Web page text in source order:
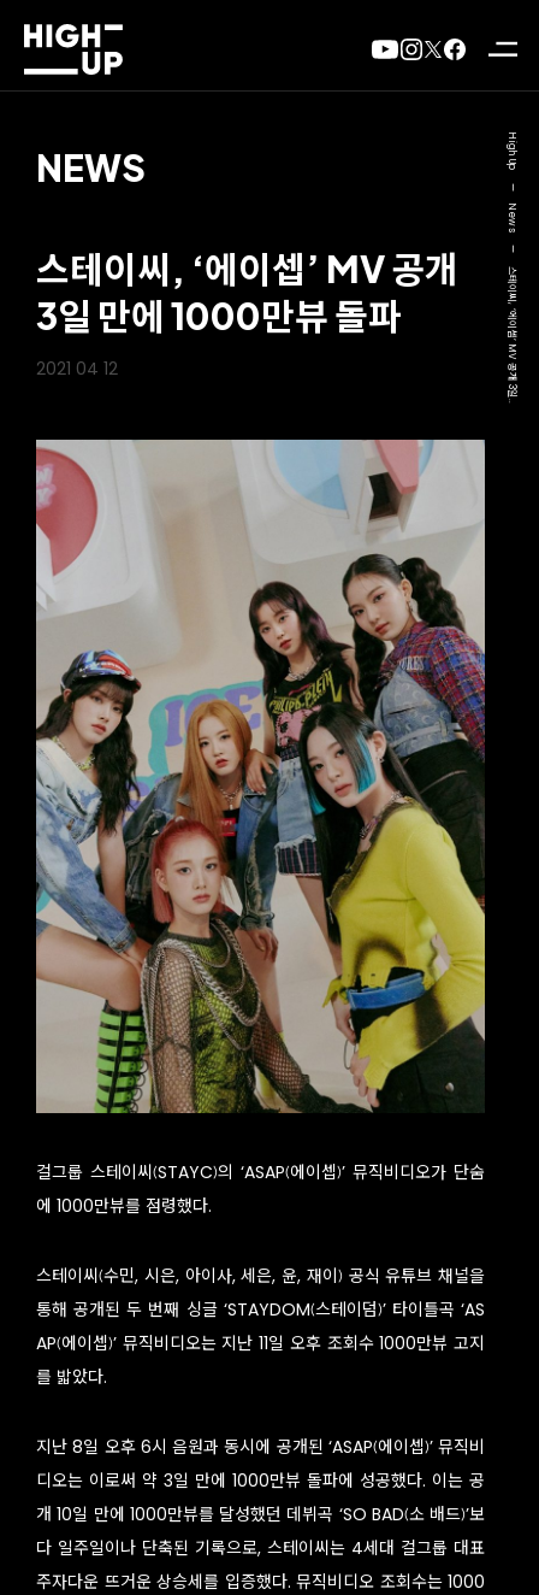
NEWS
스테이씨, ‘에이셉’ MV 공개
3일 만에 1000만뷰 돌파
2021 04 12
걸그룹 스테이씨(STAYC)의 ‘ASAP(에이셉)’ 뮤직비디오가 단숨
에 1000만뷰를 점령했다.
스테이씨(수민, 시은, 아이사, 세은, 윤, 재이) 공식 유튜브 채널을
통해 공개된 두 번째 싱글 ‘STAYDOM(스테이덤)’ 타이틀곡 ‘AS
AP(에이셉)’ 뮤직비디오는 지난 11일 오후 조회수 1000만뷰 고지
를 밟았다.
지난 8일 오후 6시 음원과 동시에 공개된 ‘ASAP(에이셉)’ 뮤직비
디오는 이로써 약 3일 만에 1000만뷰 돌파에 성공했다. 이는 공
개 10일 만에 1000만뷰를 달성했던 데뷔곡 ‘SO BAD(소 배드)’보
다 일주일이나 단축된 기록으로, 스테이씨는 4세대 걸그룹 대표
주자다운 뜨거운 상승세를 입증했다. 뮤직비디오 조회수는 1000
High Up
—
News
스테이씨, ‘에이셉’ MV 공개 3일..